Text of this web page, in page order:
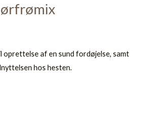
oprettelse af en sund fordøjelse, samt
hos hesten.